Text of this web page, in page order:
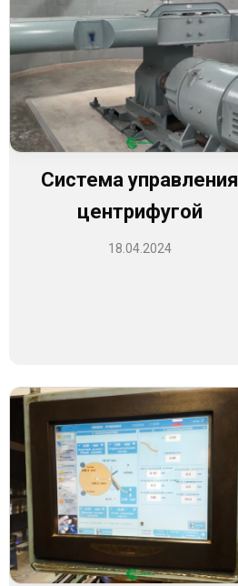
Система управления
центрифугой
18.04.2024